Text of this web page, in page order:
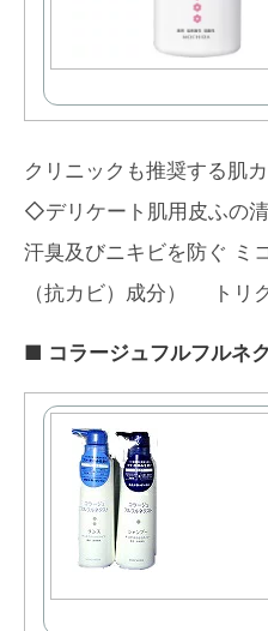
クリニックも推奨する肌
◇デリケート肌用皮ふの
汗臭及びニキビを防ぐ ミ
（抗カビ）成分） トリ
■ コラージュフルフルネ